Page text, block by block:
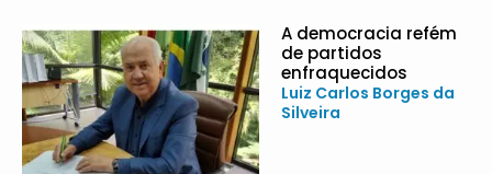
A democracia refém
de partidos
enfraquecidos
Luiz Carlos Borges da
Silveira